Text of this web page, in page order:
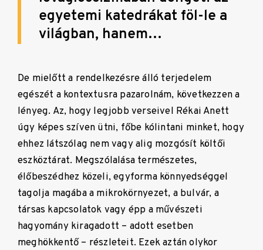
egyetemi katedrákat föl-le a
világban, hanem…
De mielőtt a rendelkezésre álló terjedelem
egészét a kontextusra pazarolnám, következzen a
lényeg. Az, hogy legjobb verseivel Rékai Anett
úgy képes szíven ütni, főbe kólintani minket, hogy
ehhez látszólag nem vagy alig mozgósít költői
eszköztárat. Megszólalása természetes,
élőbeszédhez közeli, egyforma könnyedséggel
tagolja magába a mikrokörnyezet, a bulvár, a
társas kapcsolatok vagy épp a művészeti
hagyomány kiragadott – adott esetben
meghökkentő – részleteit. Ezek aztán olykor